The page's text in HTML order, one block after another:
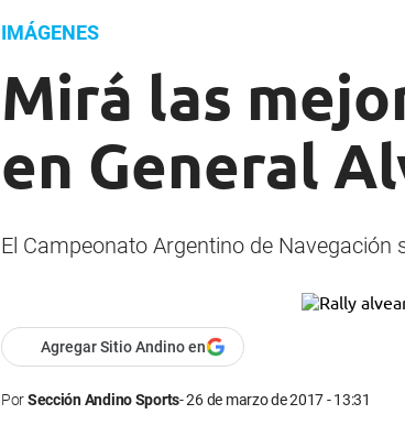
IMÁGENES
Mirá las
en General
El Campeonato Argentino de
Agregar Sitio Andino en
PorSección Andino Sports 26 de marzo de 2017 - 13:31